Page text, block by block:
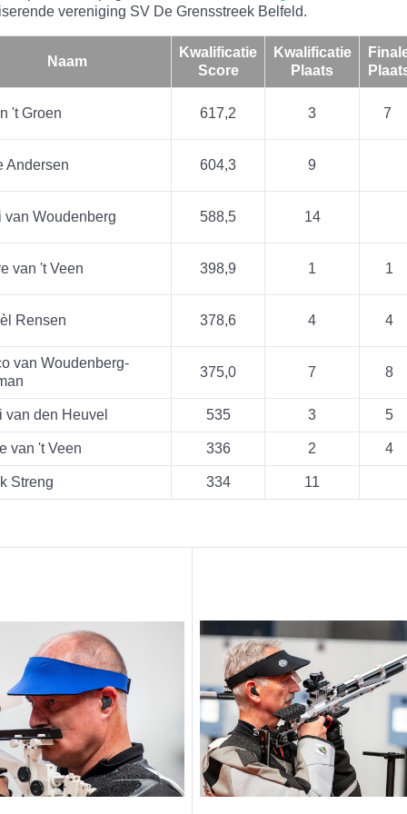
vereniging SV De Grensstreek Belfeld.
Naam
Kwalificatie
Score
Kwalificatie
Plaats
't Groen 617,2 3 7
Andersen 604,3 9
van Woudenberg 588,5 14
van 't Veen 398,9 1 1
Rensen 378,6 4 4
van Woudenberg-
375,0 7 8
van den Heuvel 535 3 5
van 't Veen 336 2 4
Streng 334 11